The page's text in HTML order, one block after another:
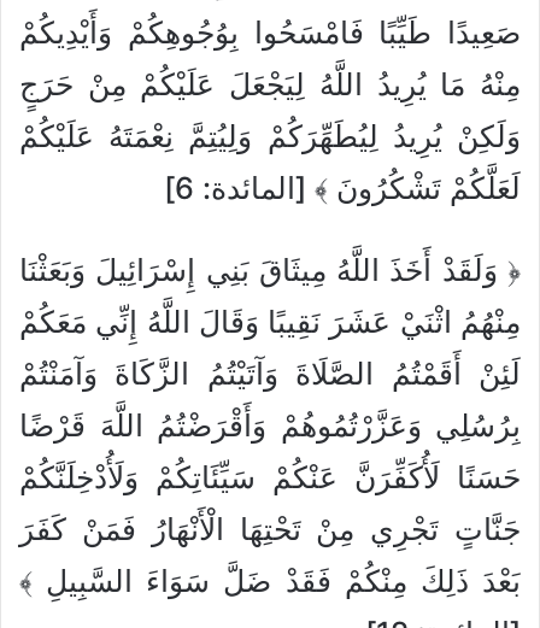
صَعِيدًا طَيِّبًا فَامْسَحُوا بِوُجُوهِكُمْ وَأَيْدِيكُمْ
مِنْهُ مَا يُرِيدُ اللَّهُ لِيَجْعَلَ عَلَيْكُمْ مِنْ حَرَجٍ
وَلَكِنْ يُرِيدُ لِيُطَهِّرَكُمْ وَلِيُتِمَّ نِعْمَتَهُ عَلَيْكُمْ
لَعَلَّكُمْ تَشْكُرُونَ ﴾ [المائدة: 6]
﴿ وَلَقَدْ أَخَذَ اللَّهُ مِيثَاقَ بَنِي إِسْرَائِيلَ وَبَعَثْنَا
مِنْهُمُ اثْنَيْ عَشَرَ نَقِيبًا وَقَالَ اللَّهُ إِنِّي مَعَكُمْ
لَئِنْ أَقَمْتُمُ الصَّلَاةَ وَآتَيْتُمُ الزَّكَاةَ وَآمَنْتُمْ
بِرُسُلِي وَعَزَّرْتُمُوهُمْ وَأَقْرَضْتُمُ اللَّهَ قَرْضًا
حَسَنًا لَأُكَفِّرَنَّ عَنْكُمْ سَيِّئَاتِكُمْ وَلَأُدْخِلَنَّكُمْ
جَنَّاتٍ تَجْرِي مِنْ تَحْتِهَا الْأَنْهَارُ فَمَنْ كَفَرَ
بَعْدَ ذَلِكَ مِنْكُمْ فَقَدْ ضَلَّ سَوَاءَ السَّبِيلِ ﴾